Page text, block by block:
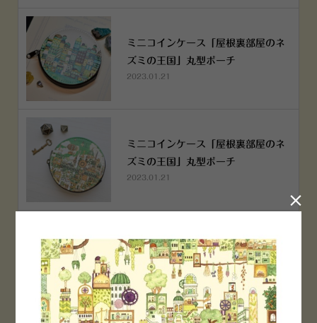
ミニコインケース「屋根裏部屋のネ
ズミの王国」丸型ポーチ
2023.01.21
ミニコインケース「屋根裏部屋のネ
ズミの王国」丸型ポーチ
2023.01.21
横浜赤レンガ倉庫店 12月6日 O
PEN！
2022.12.05
